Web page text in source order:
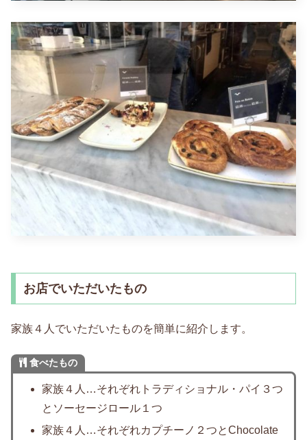
お店でいただいたもの
家族４人でいただいたものを簡単に紹介します。
食べたもの
家族４人…それぞれトラディショナル・パイ３つ
とソーセージロール１つ
家族４人…それぞれカプチーノ２つとChocolate